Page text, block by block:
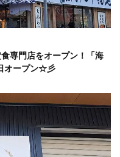
専門店をオープン！「海
オープン☆彡